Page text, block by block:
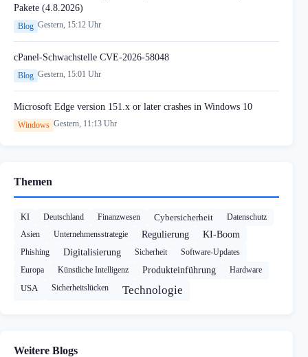
Pakete (4.8.2026)
Blog Gestern, 15:12 Uhr
cPanel-Schwachstelle CVE-2026-58048
Blog Gestern, 15:01 Uhr
Microsoft Edge version 151.x or later crashes in Windows 10
Windows Gestern, 11:13 Uhr
Themen
KI Deutschland Finanzwesen Cybersicherheit
Datenschutz
Asien
Unternehmensstrategie Regulierung KI-Boom
Phishing Digitalisierung Sicherheit
Software-Updates
Europa
Künstliche Intelligenz Produkteinführung Hardware
USA Sicherheitslücken Technologie
Weitere Blogs